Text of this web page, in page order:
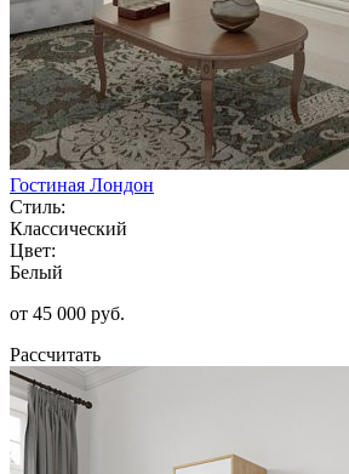
Гостиная Лондон
Стиль:
Классический
Цвет:
Белый
от 45 000 руб.
Рассчитать